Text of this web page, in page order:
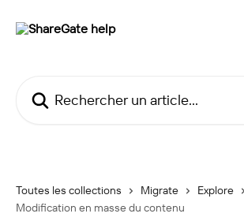
Toutes les collections Migrate
Explore
Modification en masse du contenu